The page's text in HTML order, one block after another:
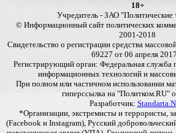
18+
Учредитель - ЗАО "Политические
© Информационный сайт политических
2001-2018
Свидетельство о регистрации средства
69227 от 06 апреля
Регистрирующий орган: Федеральная служба
информационных технологий и
При полном или частичном использовании
гиперссылка на "Политком.RU"
Разработчик:
*Организации, экстремисты и террористы,
(Facebook и Instagram), Русский